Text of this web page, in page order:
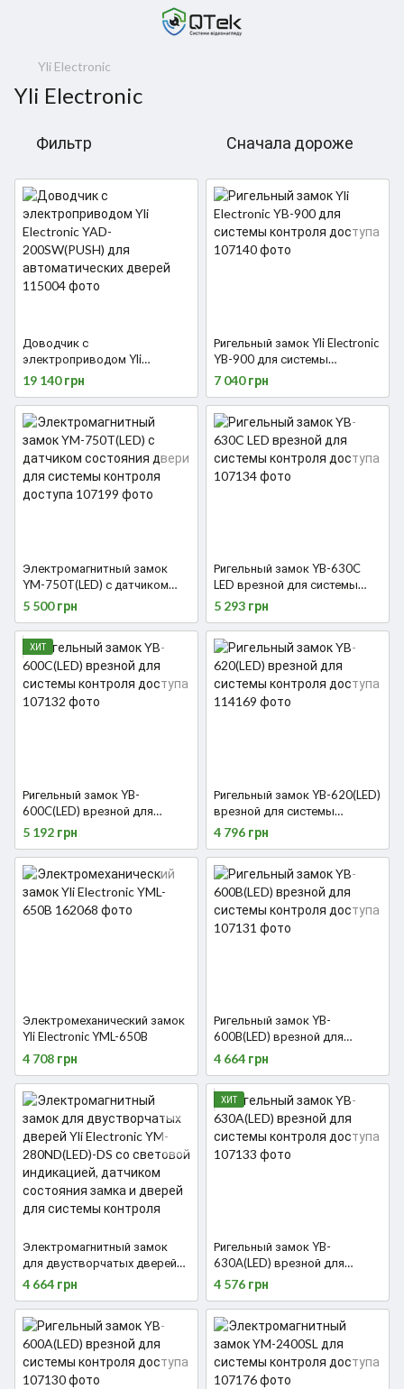
Yli Electronic
Yli Electronic
Фильтр Сначала дороже
Доводчик с
электроприводом Yli
Electronic YAD-200SW(PUSH)
для автоматических дверей
19 140 грн
Ригельный замок Yli Electronic
YB-900 для системы
контроля доступа
7 040 грн
Электромагнитный замок
YM-750T(LED) с датчиком
состояния двери для
системы контроля доступа
5 500 грн
Ригельный замок YB-630C
LED врезной для системы
контроля доступа
5 293 грн
ХИТ
Ригельный замок YB-
600C(LED) врезной для
системы контроля доступа
5 192 грн
Ригельный замок YB-620(LED)
врезной для системы
контроля доступа
4 796 грн
Электромеханический замок
Yli Electronic YML-650B
4 708 грн
Ригельный замок YB-
600B(LED) врезной для
системы контроля доступа
4 664 грн
Электромагнитный замок
для двустворчатых дверей
Yli Electronic YM-280ND(LED)-
DS со световой индикацией,
датчиком состояния замка и
дверей для системы
контроля доступа
4 664 грн
ХИТ
Ригельный замок YB-
630A(LED) врезной для
системы контроля доступа
4 576 грн